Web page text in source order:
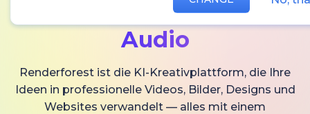
Bilder und
Audio
Renderforest ist die KI-Kreativplattform, die Ihre
Ideen in professionelle Videos, Bilder, Designs und
Websites verwandelt — alles mit einem